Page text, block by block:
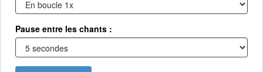
Pause entre les chants :